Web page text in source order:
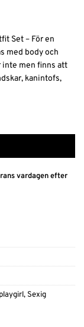
Set – För en
med body och
inte men finns att
kanintofs,
vardagen efter
, Sexig